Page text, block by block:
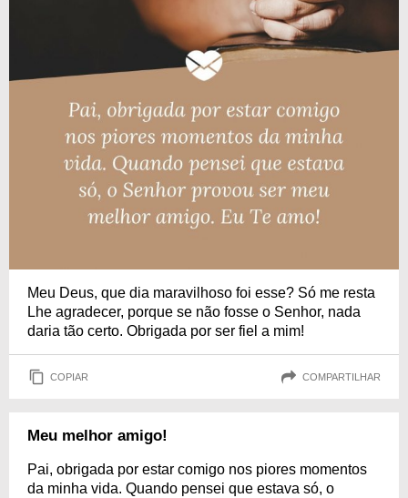
Meu Deus, que dia maravilhoso foi esse? Só me resta
Lhe agradecer, porque se não fosse o Senhor, nada
daria tão certo. Obrigada por ser fiel a mim!
COPIAR COMPARTILHAR
Meu melhor amigo!
Pai, obrigada por estar comigo nos piores momentos
da minha vida. Quando pensei que estava só, o